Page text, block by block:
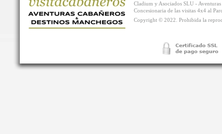
Cladium y Asociados SLU -
Concesionaria de las visitas 4x4 al
Copyright © 2022. Prohibida la